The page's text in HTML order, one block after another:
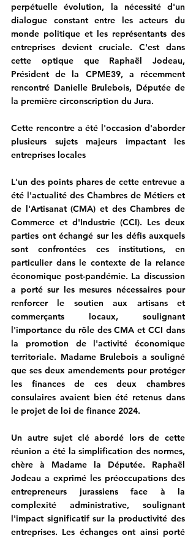
perpétuelle évolution, la nécessité d'un
dialogue constant entre les acteurs du
monde politique et les représentants des
entreprises devient cruciale. C'est dans
cette optique que Raphaël Jodeau,
Président de la CPME39, a récemment
rencontré Danielle Brulebois, Députée de
la première circonscription du Jura.
Cette rencontre a été l'occasion d'aborder
plusieurs sujets majeurs impactant les
entreprises locales
L'un des points phares de cette entrevue a
été l'actualité des Chambres de Métiers et
de l'Artisanat (CMA) et des Chambres de
Commerce et d'Industrie (CCI). Les deux
parties ont échangé sur les défis auxquels
sont confrontées ces institutions, en
particulier dans le contexte de la relance
économique post-pandémie. La discussion
a porté sur les mesures nécessaires pour
renforcer le soutien aux artisans et
commerçants locaux, soulignant
l'importance du rôle des CMA et CCI dans
la promotion de l'activité économique
territoriale. Madame Brulebois a souligné
que ses deux amendements pour protéger
les finances de ces deux chambres
consulaires avaient bien été retenus dans
le projet de loi de finance 2024.
Un autre sujet clé abordé lors de cette
réunion a été la simplification des normes,
chère à Madame la Députée. Raphaël
Jodeau a exprimé les préoccupations des
entrepreneurs jurassiens face à la
complexité administrative, soulignant
l'impact significatif sur la productivité des
entreprises. Les échanges ont ainsi porté